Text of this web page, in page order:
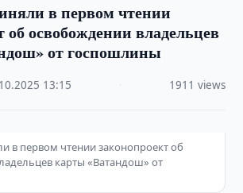
в первом чтении
об освобождении владельцев
от госпошлины
13:15 1911 views
в первом чтении законопроект об
карты «Ватандош» от